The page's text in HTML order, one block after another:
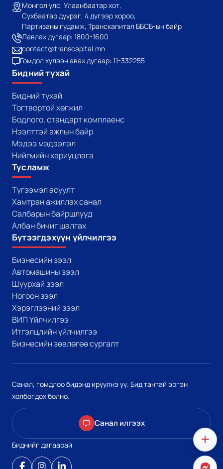
Монгол улс, Улаанбаатар хот,
Сүхбаатар дүүрэг, 4 дүгээр хороо,
Партизаны гудамж, Транскапитал ББСБ-ын байр
Лавлах дугаар: 1800-1600
contact@transcapital.mn
Гомдол хүлээн авах дугаар: 11-332255
Бидний тухай
Бидний тухай
Тогтвортой хөгжил
Бодлого, стандарт комплаенс
Нээлттэй ажлын байр
Мэдээ мэдээлэл
Нийгмийн хариуцлага
Тусламж
Түгээмэл асуулт
Хамтран ажиллах санал
Салбарын байршлууд
Албан бичиг шалгах
Бүтээгдэхүүн үйлчилгээ
Бизнесийн зээл
Автомашины зээл
Шуурхай зээл
Ногоон зээл
Хэрэглээний зээл
ВИП Үйлчилгээ
Итгэлцлийн үйлчилгээ
Бизнесийн зөвлөгөө сургалт
Санал, гомдлоо бидэнд ирүүлнэ үү. Бид тантай эргэн
холбогдох болно.
Санал илгээх
Биднийг дагаарай